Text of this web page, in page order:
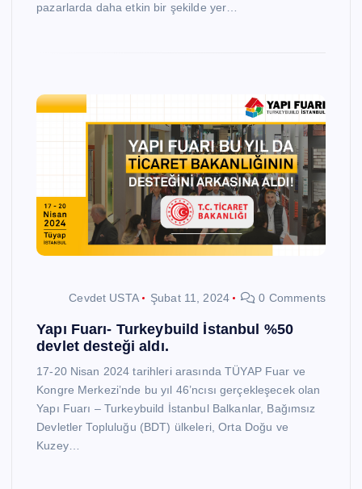
pazarlarda daha etkin bir şekilde yer…
Cevdet USTA Şubat 11, 2024 0 Comments
Yapı Fuarı- Turkeybuild İstanbul %50
devlet desteği aldı.
17-20 Nisan 2024 tarihleri arasında TÜYAP Fuar ve
Kongre Merkezi’nde bu yıl 46’ncısı gerçekleşecek olan
Yapı Fuarı – Turkeybuild İstanbul Balkanlar, Bağımsız
Devletler Topluluğu (BDT) ülkeleri, Orta Doğu ve
Kuzey…